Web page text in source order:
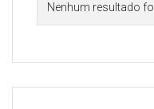
Nenhum resultado